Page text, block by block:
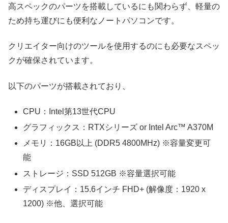
高スペックのパーツを搭載しているにも関わらず、軽量の
ため持ち運びにも便利なノートパソコンです。
クリエイター向けのツールを使用するのにも必要なスペッ
クが確保されています。
以下のパーツが搭載されており、
CPU：Intel第13世代CPU
グラフィックス：RTXシリーズ or Intel Arc™ A370M
メモリ：16GB以上 (DDR5 4800MHz) ※容量変更可
能
ストレージ：SSD 512GB ※容量選択可能
ディスプレイ：15.6インチ FHD+ (解像度：1920 x
1200) ※他、選択可能